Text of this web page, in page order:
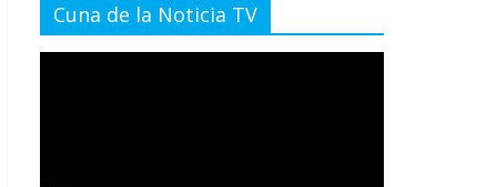
Cuna de la Noticia TV